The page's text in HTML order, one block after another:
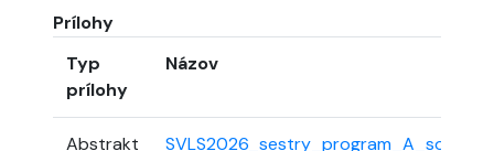
Prílohy
Typ
prílohy
Názov
Abstrakt